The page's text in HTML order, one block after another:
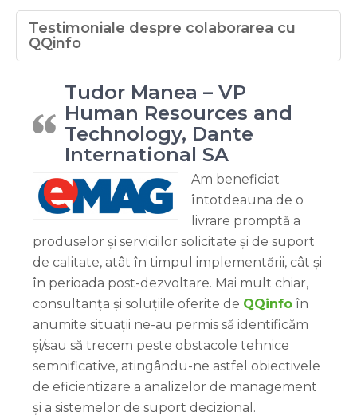
Testimoniale despre colaborarea cu
QQinfo
Tudor Manea – VP
Human Resources and
Technology, Dante
International SA
Am beneficiat
întotdeauna de o
livrare promptă a
produselor și serviciilor solicitate și de suport
de calitate, atât în timpul implementării, cât și
în perioada post-dezvoltare. Mai mult chiar,
consultanța și soluțiile oferite de QQinfo în
anumite situații ne-au permis să identificăm
și/sau să trecem peste obstacole tehnice
semnificative, atingându-ne astfel obiectivele
de eficientizare a analizelor de management
și a sistemelor de suport decizional.